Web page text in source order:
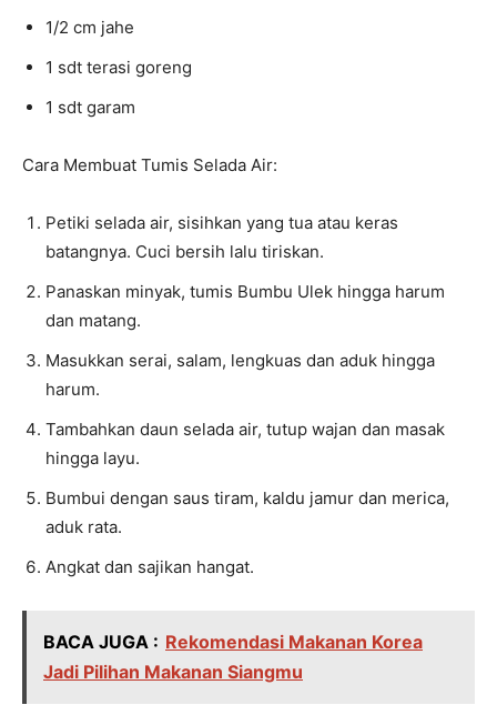
1/2 cm jahe
1 sdt terasi goreng
1 sdt garam
Cara Membuat Tumis Selada Air:
Petiki selada air, sisihkan yang tua atau keras
batangnya. Cuci bersih lalu tiriskan.
Panaskan minyak, tumis Bumbu Ulek hingga harum
dan matang.
Masukkan serai, salam, lengkuas dan aduk hingga
harum.
Tambahkan daun selada air, tutup wajan dan masak
hingga layu.
Bumbui dengan saus tiram, kaldu jamur dan merica,
aduk rata.
Angkat dan sajikan hangat.
BACA JUGA : Rekomendasi Makanan Korea
Jadi Pilihan Makanan Siangmu